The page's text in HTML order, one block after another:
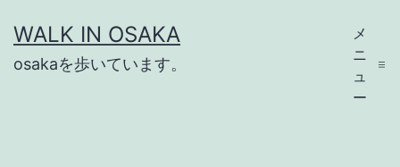
ン
テ
WALK IN OSAKA
osakaを歩いています。
メ
ニ
ュ
ー